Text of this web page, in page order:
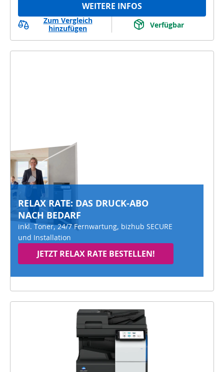
WEITERE INFOS
Zum Vergleich
hinzufügen
Verfügbar
RELAX RATE: DAS DRUCK-ABO
NACH BEDARF
inkl. Toner, 24/7 Fernwartung, bizhub SECURE
und Installation
JETZT RELAX RATE BESTELLEN!